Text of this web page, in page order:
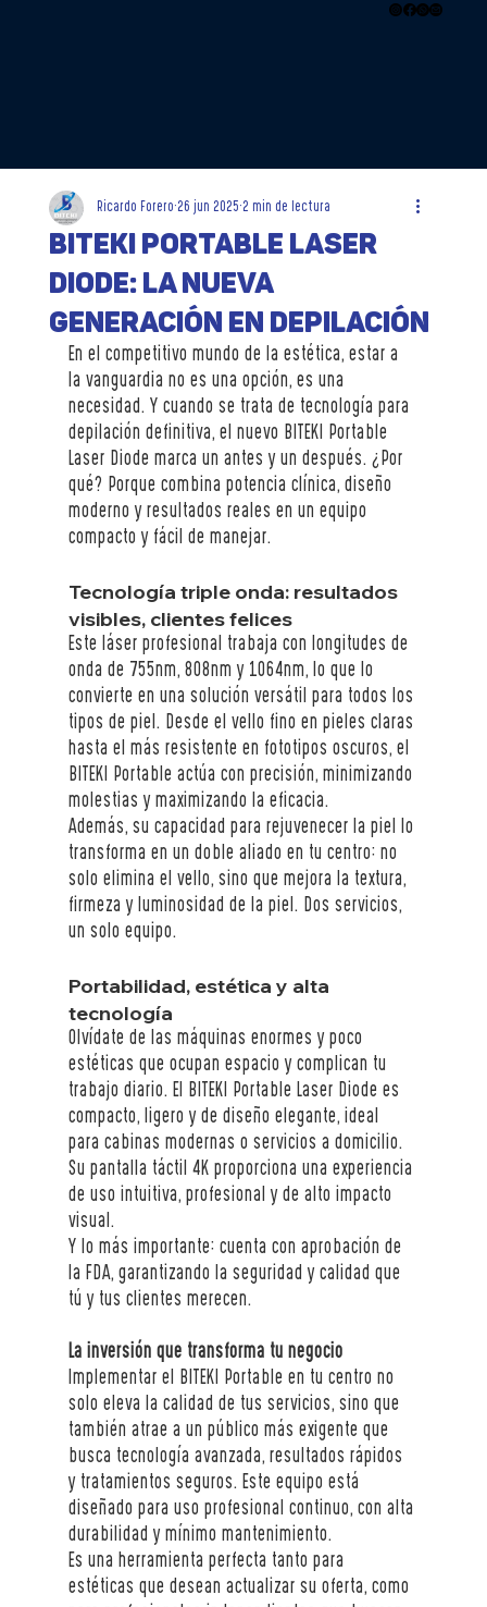
BITEKI PORTABLE LASER
DIODE: La nueva
generación en depilación
Ricardo Forero 26 jun 2025 2 min de lectura
En el competitivo mundo de la estética, estar a
la vanguardia no es una opción, es una
necesidad. Y cuando se trata de tecnología para
depilación definitiva, el nuevo BITEKI Portable
Laser Diode marca un antes y un después. ¿Por
qué? Porque combina potencia clínica, diseño
moderno y resultados reales en un equipo
compacto y fácil de manejar.
Tecnología triple onda: resultados
visibles, clientes felices
Este láser profesional trabaja con longitudes de
onda de 755nm, 808nm y 1064nm, lo que lo
convierte en una solución versátil para todos los
tipos de piel. Desde el vello fino en pieles claras
hasta el más resistente en fototipos oscuros, el
BITEKI Portable actúa con precisión, minimizando
molestias y maximizando la eficacia.
Además, su capacidad para rejuvenecer la piel lo
transforma en un doble aliado en tu centro: no
solo elimina el vello, sino que mejora la textura,
firmeza y luminosidad de la piel. Dos servicios,
un solo equipo.
Portabilidad, estética y alta
tecnología
Olvídate de las máquinas enormes y poco
estéticas que ocupan espacio y complican tu
trabajo diario. El BITEKI Portable Laser Diode es
compacto, ligero y de diseño elegante, ideal
para cabinas modernas o servicios a domicilio.
Su pantalla táctil 4K proporciona una experiencia
de uso intuitiva, profesional y de alto impacto
visual.
Y lo más importante: cuenta con aprobación de
la FDA, garantizando la seguridad y calidad que
tú y tus clientes merecen.
La inversión que transforma tu negocio
Implementar el BITEKI Portable en tu centro no
solo eleva la calidad de tus servicios, sino que
también atrae a un público más exigente que
busca tecnología avanzada, resultados rápidos
y tratamientos seguros. Este equipo está
diseñado para uso profesional continuo, con alta
durabilidad y mínimo mantenimiento.
Es una herramienta perfecta tanto para
estéticas que desean actualizar su oferta, como